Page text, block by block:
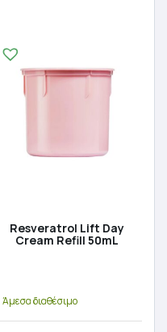
Resveratrol Lift Day
Cream Refill 50mL
Άμεσα διαθέσιμο